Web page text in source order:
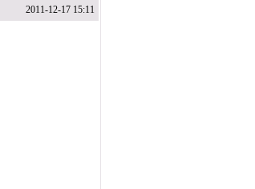
2011-12-17 15:11